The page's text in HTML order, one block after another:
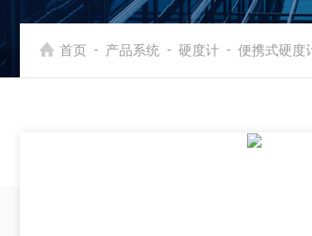
首页 - 产品系统 - 硬度计 - 便携式硬度